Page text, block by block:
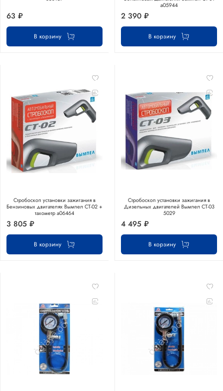
63 ₽
В корзину
а05944
2 390 ₽
В корзину
Стробоскоп установки зажигания в
Бензиновых двигателях Вымпел СТ-02 +
тахометр а06464
3 805 ₽
В корзину
Стробоскоп установки зажигания в
Дизельных двигателей Вымпел СТ-03
5029
4 495 ₽
В корзину